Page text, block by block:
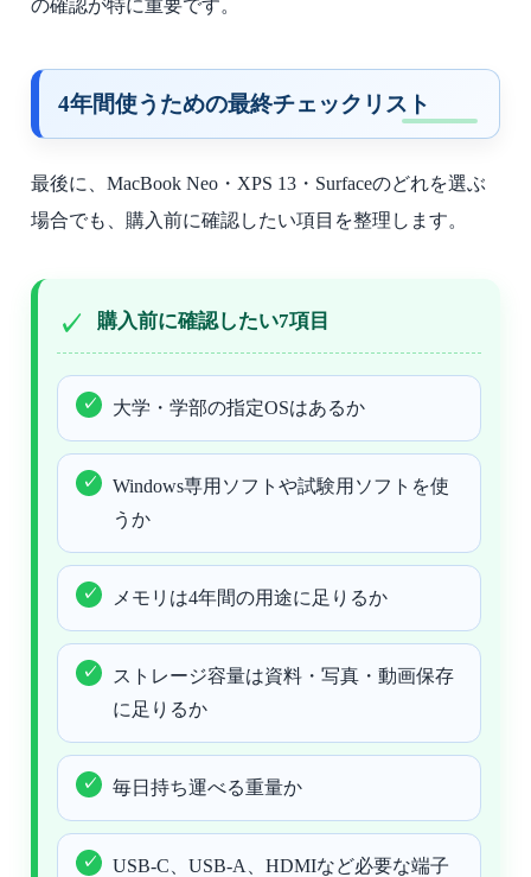
の確認が特に重要です。
4年間使うための最終チェックリスト
最後に、MacBook Neo・XPS 13・Surfaceのどれを選ぶ
場合でも、購入前に確認したい項目を整理します。
購入前に確認したい7項目
大学・学部の指定OSはあるか
Windows専用ソフトや試験用ソフトを使
うか
メモリは4年間の用途に足りるか
ストレージ容量は資料・写真・動画保存
に足りるか
毎日持ち運べる重量か
USB-C、USB-A、HDMIなど必要な端子